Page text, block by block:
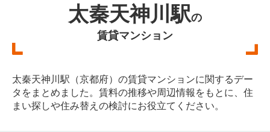
太秦天神川駅の
賃貸マンション
太秦天神川駅（京都府）の賃貸マンションに関するデー
タをまとめました。賃料の推移や周辺情報をもとに、住
まい探しや住み替えの検討にお役立てください。